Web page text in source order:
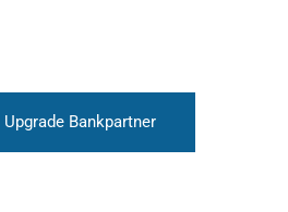
Upgrade Bankpartner